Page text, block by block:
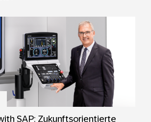
SAP: Zukunftsorientierte